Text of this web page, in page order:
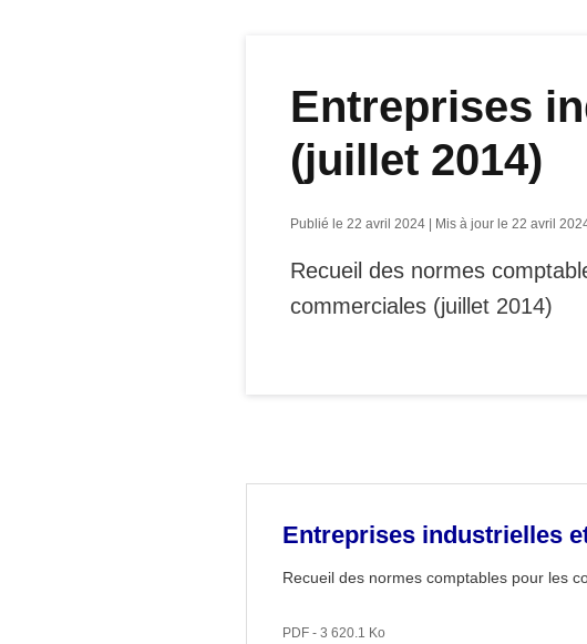
Entreprises
(juillet 2014)
Publié le 22 avril 2024 | Mis à jour le 22 avril
Recueil des normes
commerciales (juillet 2014)
Entreprises industrielles
Recueil des normes comptables pour les
PDF - 3 620.1 Ko